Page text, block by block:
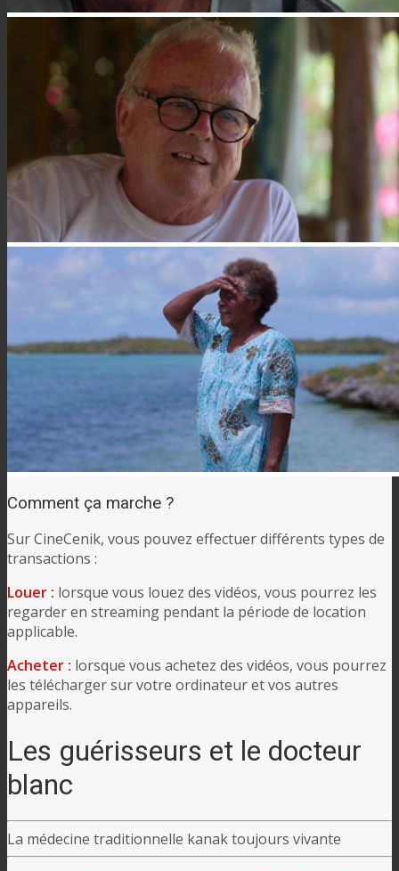
Comment ça marche ?
Sur CineCenik, vous pouvez effectuer différents types de
transactions :
Louer : lorsque vous louez des vidéos, vous pourrez les
regarder en streaming pendant la période de location
applicable.
Acheter : lorsque vous achetez des vidéos, vous pourrez
les télécharger sur votre ordinateur et vos autres
appareils.
Les guérisseurs et le docteur
blanc
La médecine traditionnelle kanak toujours vivante